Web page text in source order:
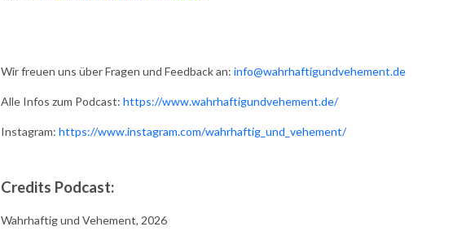
Wir freuen uns über Fragen und Feedback an: info@wahrhaftigundvehement.de
Alle Infos zum Podcast: https://www.wahrhaftigundvehement.de/
Instagram: https://www.instagram.com/wahrhaftig_und_vehement/
Credits Podcast:
Wahrhaftig und Vehement, 2026